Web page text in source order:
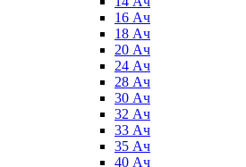
16 Ач
18 Ач
20 Ач
24 Ач
28 Ач
30 Ач
32 Ач
33 Ач
35 Ач
40 Ач